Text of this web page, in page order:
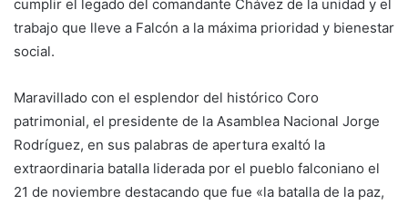
cumplir el legado del comandante Chávez de la unidad y el
trabajo que lleve a Falcón a la máxima prioridad y bienestar
social.
Maravillado con el esplendor del histórico Coro
patrimonial, el presidente de la Asamblea Nacional Jorge
Rodríguez, en sus palabras de apertura exaltó la
extraordinaria batalla liderada por el pueblo falconiano el
21 de noviembre destacando que fue «la batalla de la paz,